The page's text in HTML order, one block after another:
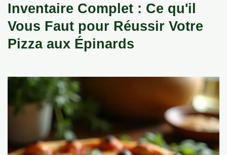
Inventaire Complet : Ce qu'il
Vous Faut pour Réussir Votre
Pizza aux Épinards